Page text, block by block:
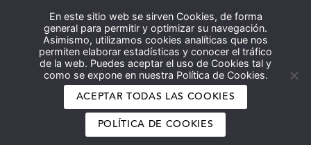
En este sitio web se sirven Cookies, de forma
general para permitir y optimizar su navegación.
Asimismo, utilizamos cookies analíticas que nos
permiten elaborar estadísticas y conocer el tráfico
de la web. Puedes aceptar el uso de Cookies tal y
como se expone en nuestra Política de Cookies.
ACEPTAR TODAS LAS COOKIES
POLÍTICA DE COOKIES
Español English